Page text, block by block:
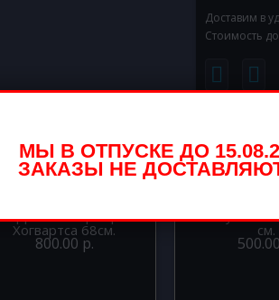
Доставим в
Стоимость
Гарри Поттер герб
Хогвартса 68см.
800.00 р.
Собака
см.
МЫ В ОТПУСКЕ ДО
ЗАКАЗЫ НЕ